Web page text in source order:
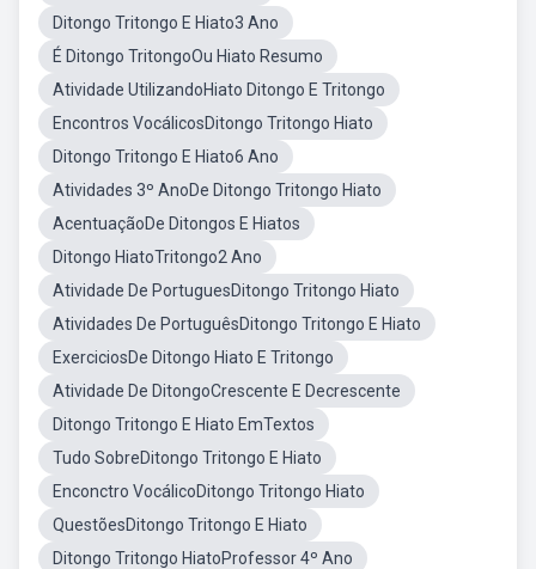
Ditongo Tritongo E Hiato3 Ano
É Ditongo TritongoOu Hiato Resumo
Atividade UtilizandoHiato Ditongo E Tritongo
Encontros VocálicosDitongo Tritongo Hiato
Ditongo Tritongo E Hiato6 Ano
Atividades 3º AnoDe Ditongo Tritongo Hiato
AcentuaçãoDe Ditongos E Hiatos
Ditongo HiatoTritongo2 Ano
Atividade De PortuguesDitongo Tritongo Hiato
Atividades De PortuguêsDitongo Tritongo E Hiato
ExerciciosDe Ditongo Hiato E Tritongo
Atividade De DitongoCrescente E Decrescente
Ditongo Tritongo E Hiato EmTextos
Tudo SobreDitongo Tritongo E Hiato
Enconctro VocálicoDitongo Tritongo Hiato
QuestõesDitongo Tritongo E Hiato
Ditongo Tritongo HiatoProfessor 4º Ano